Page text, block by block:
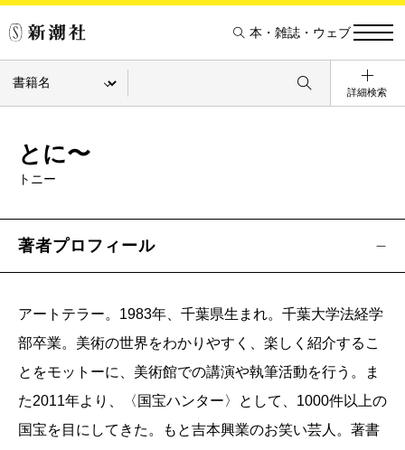
本・雑誌・ウェブ
詳細検索
とに〜
トニー
著者プロフィール
アートテラー。1983年、千葉県生まれ。千葉大学法経学
部卒業。美術の世界をわかりやすく、楽しく紹介するこ
とをモットーに、美術館での講演や執筆活動を行う。ま
た2011年より、〈国宝ハンター〉として、1000件以上の
国宝を目にしてきた。もと吉本興業のお笑い芸人。著書